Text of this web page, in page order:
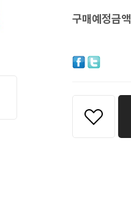
구매예정금액